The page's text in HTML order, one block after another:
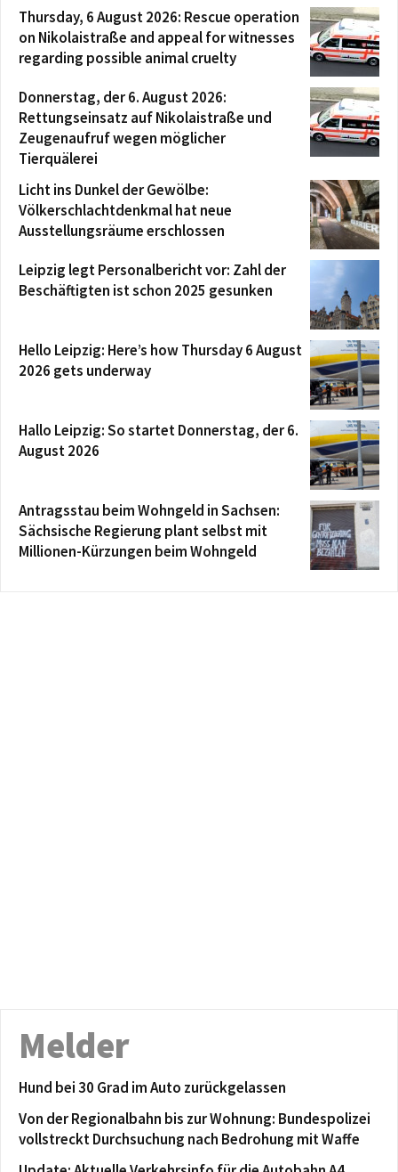
Thursday, 6 August 2026: Rescue operation
on Nikolaistraße and appeal for witnesses
regarding possible animal cruelty
Donnerstag, der 6. August 2026:
Rettungseinsatz auf Nikolaistraße und
Zeugenaufruf wegen möglicher
Tierquälerei
Licht ins Dunkel der Gewölbe:
Völkerschlachtdenkmal hat neue
Ausstellungsräume erschlossen
Leipzig legt Personalbericht vor: Zahl der
Beschäftigten ist schon 2025 gesunken
Hello Leipzig: Here’s how Thursday 6 August
2026 gets underway
Hallo Leipzig: So startet Donnerstag, der 6.
August 2026
Antragsstau beim Wohngeld in Sachsen:
Sächsische Regierung plant selbst mit
Millionen-Kürzungen beim Wohngeld
Melder
Hund bei 30 Grad im Auto zurückgelassen
Von der Regionalbahn bis zur Wohnung: Bundespolizei
vollstreckt Durchsuchung nach Bedrohung mit Waffe